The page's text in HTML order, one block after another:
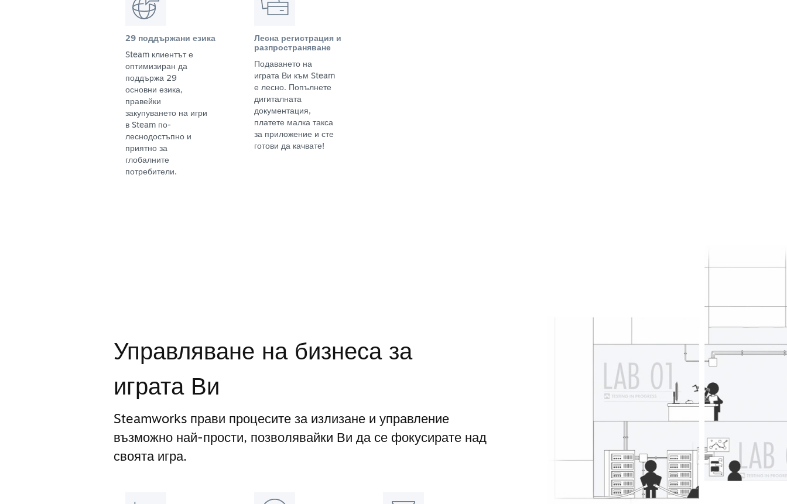
29 поддържани езика
Steam клиентът е
оптимизиран да
поддържа 29
основни езика,
правейки
закупуването на игри
в Steam по-
леснодостъпно и
приятно за
глобалните
потребители.
Лесна регистрация и
разпространяване
Подаването на
играта Ви към Steam
е лесно. Попълнете
дигиталната
документация,
платете малка такса
за приложение и сте
готови да качвате!
Управляване на бизнеса за
играта Ви
Steamworks прави процесите за излизане и управление
възможно най-прости, позволявайки Ви да се фокусирате над
своята игра.